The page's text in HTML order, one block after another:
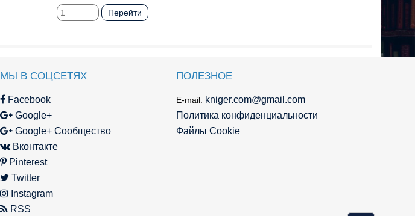
Перейти
МЫ В СОЦСЕТЯХ
Facebook
Google+
Google+ Сообщество
Вконтакте
Pinterest
Twitter
Instagram
RSS
ПОЛЕЗНОЕ
E-mail: kniger.com@gmail.com
Политика конфиденциальности
Файлы Cookie